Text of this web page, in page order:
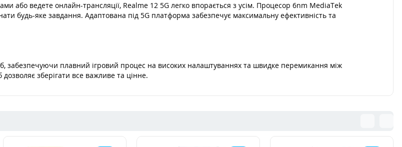
або ведете онлайн-трансляції, Realme 12 5G легко впорається з усім. Процесор 6nm MediaTek
будь-яке завдання. Адаптована під 5G платформа забезпечує максимальну ефективність та
забезпечуючи плавний ігровий процес на високих налаштуваннях та швидке перемикання між
зберігати все важливе та цінне.